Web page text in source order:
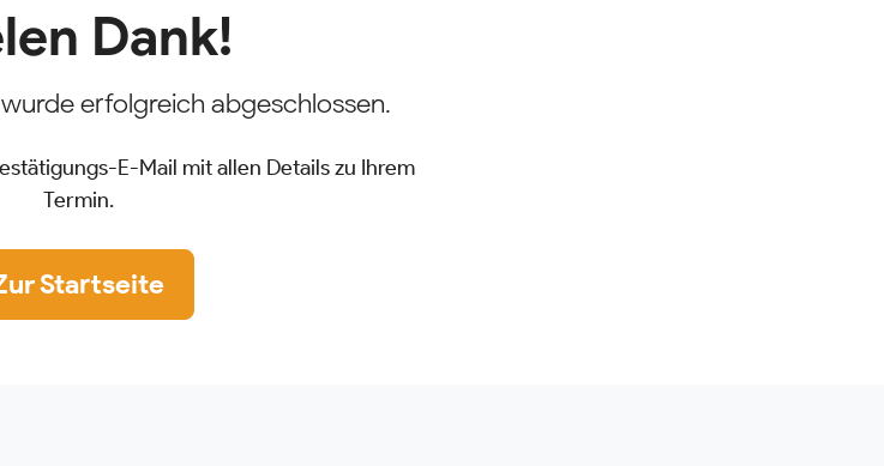
Dank!
erfolgreich abgeschlossen.
E-Mail mit allen Details zu Ihrem
Termin.
Startseite